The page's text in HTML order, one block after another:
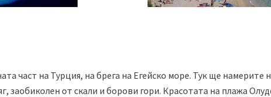
част на Турция, на брега на Егейско море. Тук ще намерите
заобиколен от скали и борови гори. Красотата на плажа